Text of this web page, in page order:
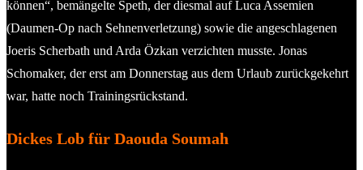
können“, bemängelte Speth, der diesmal auf Luca Assemien
(Daumen-Op nach Sehnenverletzung) sowie die angeschlagenen
Joeris Scherbath und Arda Özkan verzichten musste. Jonas
Schomaker, der erst am Donnerstag aus dem Urlaub zurückgekehrt
war, hatte noch Trainingsrückstand.
Dickes Lob für Daouda Soumah